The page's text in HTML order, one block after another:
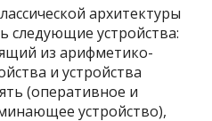
архитектуры
следующие устройства:
из арифметико-
и устройства
(оперативное и
устройство),